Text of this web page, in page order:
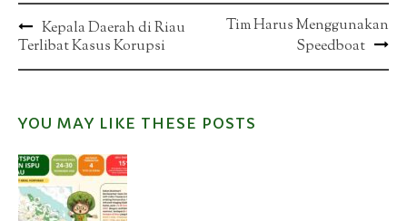
Post
navigation
Kepala Daerah di Riau
Terlibat Kasus Korupsi
Tim Harus Menggunakan
Speedboat
YOU MAY LIKE THESE POSTS